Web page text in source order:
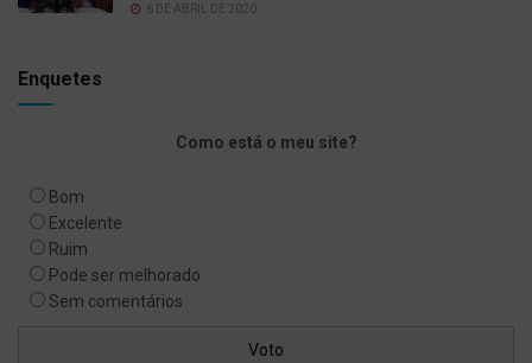
6 DE ABRIL DE 2020
Enquetes
Como está o meu site?
Bom
Excelente
Ruim
Pode ser melhorado
Sem comentários